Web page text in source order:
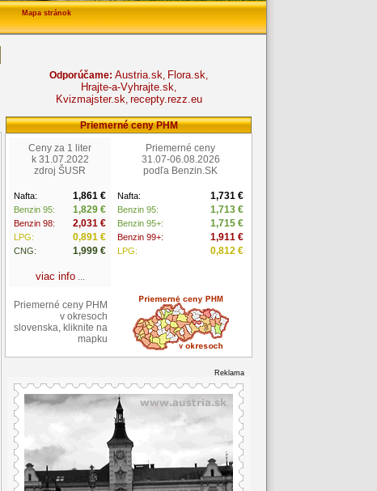
Mapa stránok
Odporúčame: Austria.sk, Flora.sk,
Hrajte-a-Vyhrajte.sk,
Kvizmajster.sk, recepty.rezz.eu
Priemerné ceny PHM
Ceny za 1 liter
k 31.07.2022
zdroj ŠUSR
Nafta: 1,861 €
Benzin 95: 1,829 €
Benzin 98: 2,031 €
LPG: 0,891 €
CNG: 1,999 €
viac info...
Priemerné ceny
31.07-06.08.2026
podľa Benzin.SK
Nafta: 1,731 €
Benzin 95: 1,713 €
Benzin 95+: 1,715 €
Benzin 99+: 1,911 €
LPG: 0,812 €
Priemerné ceny PHM
v okresoch
slovenska, kliknite na
mapku
Reklama